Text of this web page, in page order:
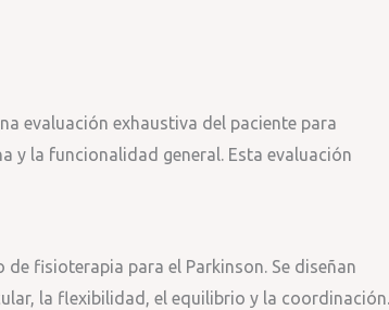
evaluación exhaustiva del paciente para
y la funcionalidad general. Esta evaluación
fisioterapia para el Parkinson. Se diseñan
la flexibilidad, el equilibrio y la coordinación.